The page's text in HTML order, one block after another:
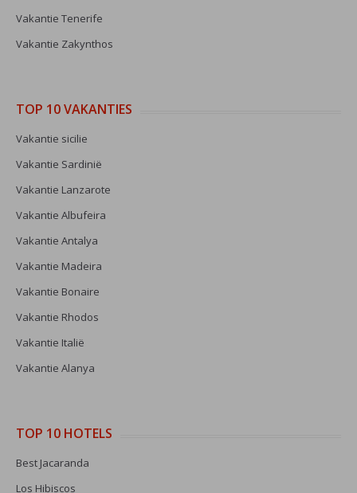
Vakantie Tenerife
Vakantie Zakynthos
TOP 10 VAKANTIES
Vakantie sicilie
Vakantie Sardinië
Vakantie Lanzarote
Vakantie Albufeira
Vakantie Antalya
Vakantie Madeira
Vakantie Bonaire
Vakantie Rhodos
Vakantie Italië
Vakantie Alanya
TOP 10 HOTELS
Best Jacaranda
Los Hibiscos